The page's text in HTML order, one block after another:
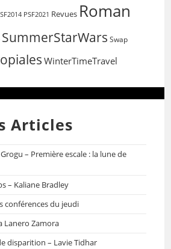
PSF2021 Revues Roman
SummerStarWars Swap
WinterTimeTravel
Articles
– Première escale : la lune de
– Kaliane Bradley
conférences du jeudi
Lanero Zamora
disparition – Lavie Tidhar